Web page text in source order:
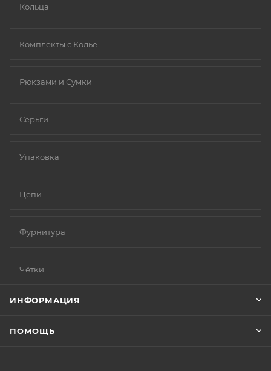
Кольца
Комплекты с Колье
Рюкзами и Сумки
Серьги
Упаковка
Цепи
Фурнитура
Чётки
ИНФОРМАЦИЯ
ПОМОЩЬ